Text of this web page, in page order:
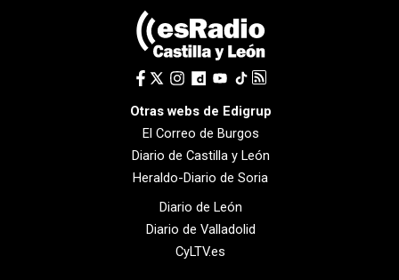
Otras webs de Edigrup
El Correo de Burgos
Diario de Castilla y León
Heraldo-Diario de Soria
Diario de León
Diario de Valladolid
CyLTV.es